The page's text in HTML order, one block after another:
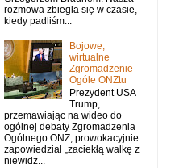
rozmowa zbiegła się w czasie,
kiedy padliśm...
Bojowe,
wirtualne
Zgromadzenie
Ogóle ONZtu
Prezydent USA
Trump,
przemawiając na wideo do
ogólnej debaty Zgromadzenia
Ogólnego ONZ, prowokacyjnie
zapowiedział „zaciekłą walkę z
niewidz...